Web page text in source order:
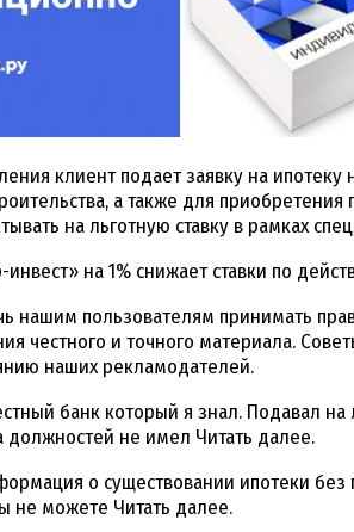
клиент подает заявку на
а также для
на льготную ставку в рамках
на 1% снижает ставки по
нашим пользователям принимать
честного и точного материала.
наших рекламодателей.
банк который я знал. Подавал
должностей не имел Читать далее.
о существовании ипотеки
не можете Читать далее.